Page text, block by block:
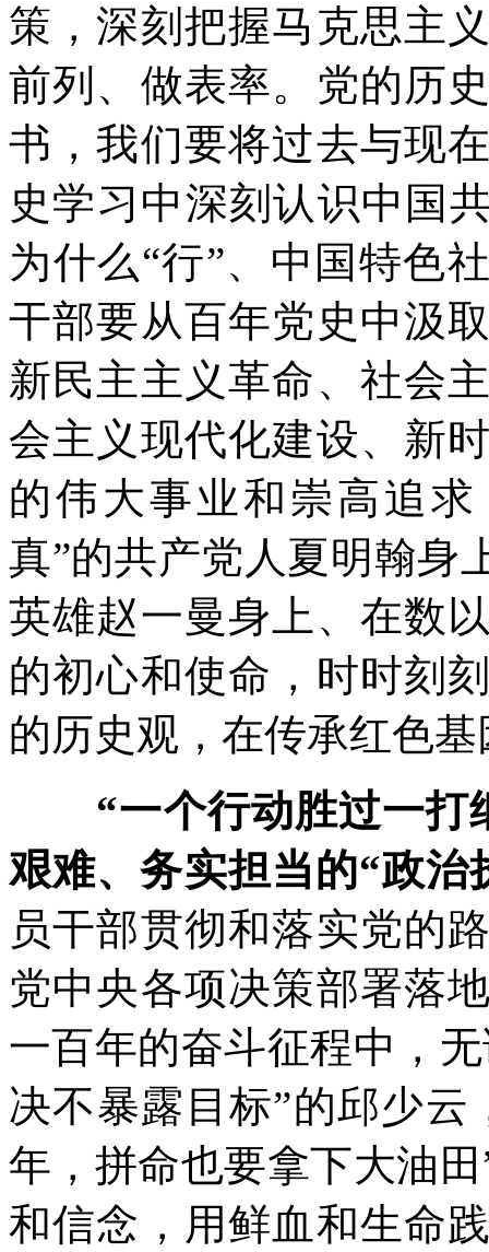
策，深刻把握马克思主
前列、做表率。党的历
书，我们要将过去与现
史学习中深刻认识中国
为什么“行”、中国特色
干部要从百年党史中汲
新民主主义革命、社会
会主义现代化建设、新
的伟大事业和崇高追
真”的共产党人夏明翰身
英雄赵一曼身上、在数
的初心和使命，时时刻
的历史观，在传承红色
“一个行动胜过一打
艰难、务实担当的“政治
员干部贯彻和落实党的
党中央各项决策部署落
一百年的奋斗征程中，
决不暴露目标”的邱少
年，拼命也要拿下大油
和信念，用鲜血和生命